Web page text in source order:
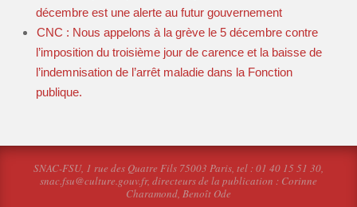
décembre est une alerte au futur gouvernement
CNC : Nous appelons à la grève le 5 décembre contre
l’imposition du troisième jour de carence et la baisse de
l’indemnisation de l’arrêt maladie dans la Fonction
publique.
SNAC-FSU, 1 rue des Quatre Fils 75003 Paris, tel : 01 40 15 51 30,
snac.fsu@culture.gouv.fr, directeurs de la publication : Corinne
Charamond, Benoît Ode